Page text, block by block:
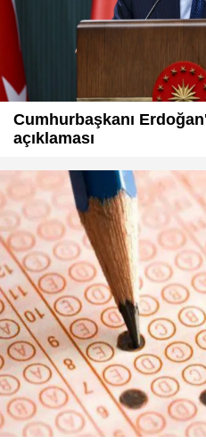
Cumhurbaşkanı
açıklaması